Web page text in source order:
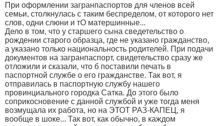
При оформлении загранпаспортов для членов всей
семьи, столкнулась с таким беспределом, от которого нет
слов, одни слюни и тО матершинные...
Дело в том, что у старшего сына сведетельство о
рождении старого образца, где не указано гражданство,
а указано только национальность родителей. При подачи
документов на загранпаспорт, свидетельство сразу же
отложили и сказали, что б поставили печать в
паспортной службе о его гражданстве. Так вот, я
отправилась в паспортную службу нашего
провинциального городка Сатка. До этого было
соприкосновение с данной службой и уже тогда меня
возмущала их работа, но на ЭТОТ РАЗ-КАПЕЦ, я
вообще в шоке... Так вот, как обычно, в каждом